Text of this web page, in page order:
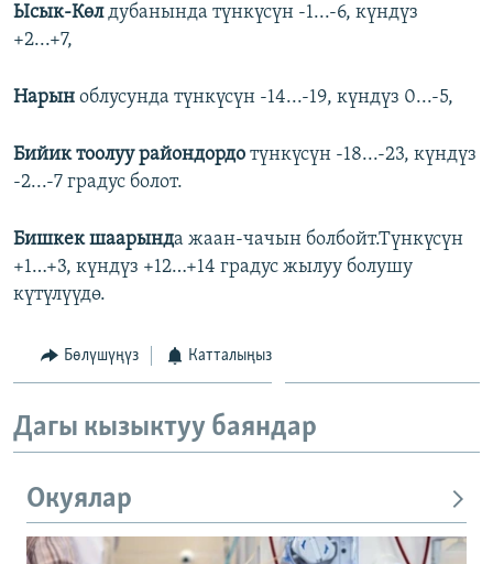
Ысык-Көлдубанында түнкүсүн -1...-6, күндүз
+2...+7,
Нарын облусунда түнкүсүн -14...-19, күндүз 0...-5,
Бийик тоолуу райондордо түнкүсүн -18...-23, күндүз
-2...-7 градус болот.
Бишкек шаарында жаан-чачын болбойт.Түнкүсүн
+1…+3, күндүз +12…+14 градус жылуу болушу
күтүлүүдө.
Бөлүшүңүз Катталыңыз
Дагы кызыктуу баяндар
Окуялар